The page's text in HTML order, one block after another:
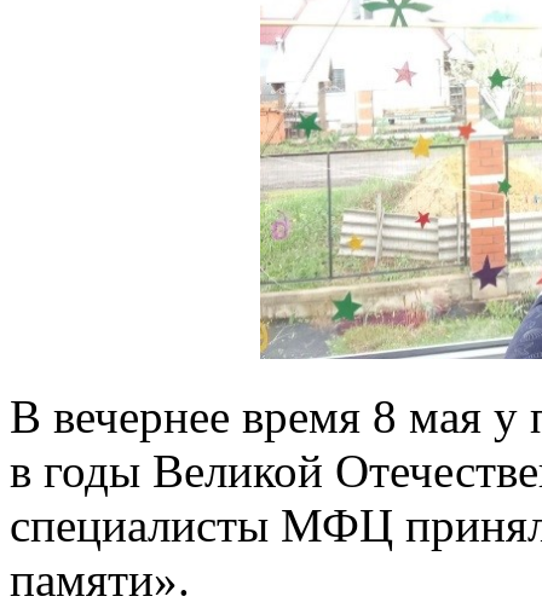
В вечернее время 8 мая
в годы Великой
специалисты МФЦ
памяти».